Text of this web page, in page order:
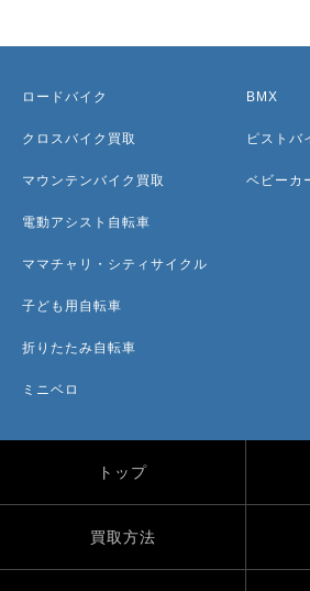
ロードバイク
クロスバイク買取
マウンテンバイク買取
電動アシスト自転車
ママチャリ・シティサイクル
子ども用自転車
折りたたみ自転車
ミニベロ
BMX
ピストバ
ベビーカ
トップ
買取方法